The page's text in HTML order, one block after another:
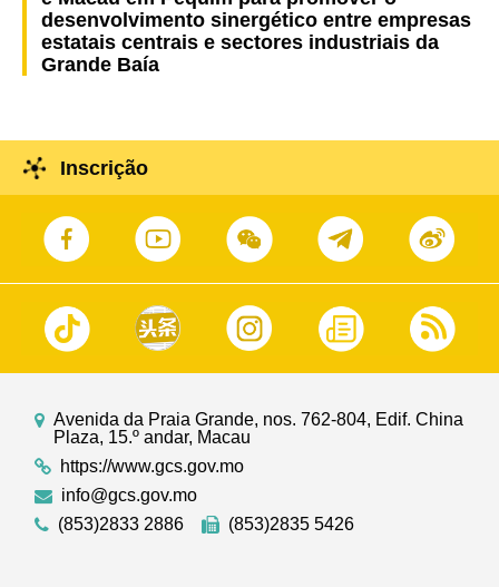
desenvolvimento sinergético entre empresas
estatais centrais e sectores industriais da
Grande Baía
Inscrição
Avenida da Praia Grande, nos. 762-804, Edif. China
Plaza, 15.º andar, Macau
https://www.gcs.gov.mo
info@gcs.gov.mo
(853)2833 2886
(853)2835 5426